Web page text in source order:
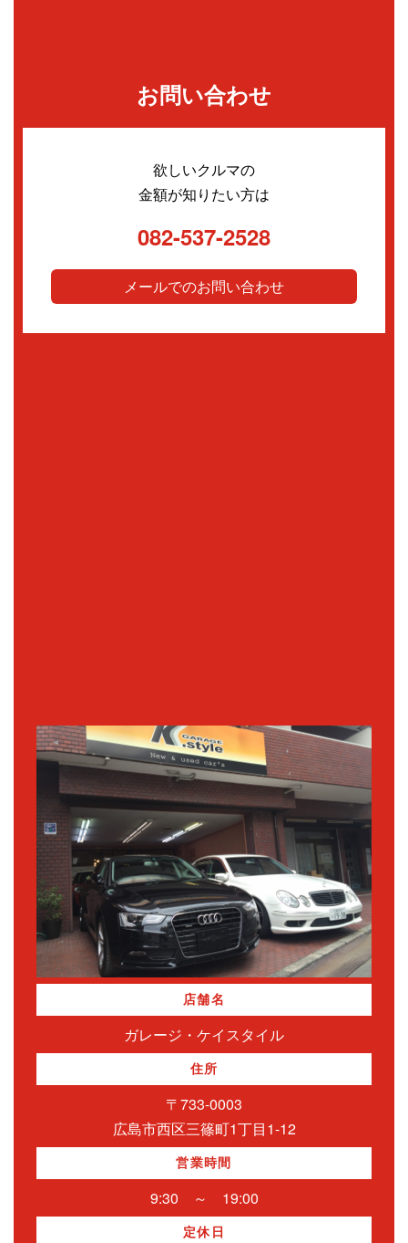
お問い合わせ
欲しいクルマの
金額が知りたい方は
082-537-2528
メールでのお問い合わせ
店舗名
ガレージ・ケイスタイル
住所
〒733-0003
広島市西区三篠町1丁目1-12
営業時間
9:30 ～ 19:00
定休日